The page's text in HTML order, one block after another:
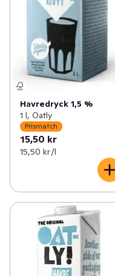
Havredryck 1,5 %
1 l, Oatly
Prismatch
15,50 kr
15,50 kr /l